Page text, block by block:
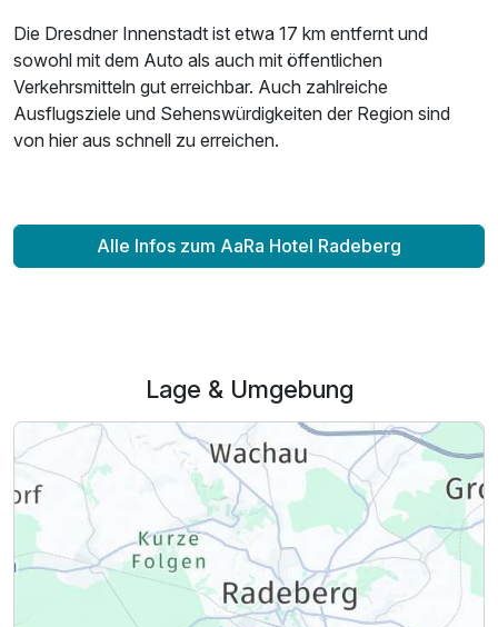
Die Dresdner Innenstadt ist etwa 17 km entfernt und
sowohl mit dem Auto als auch mit öffentlichen
Verkehrsmitteln gut erreichbar. Auch zahlreiche
Ausflugsziele und Sehenswürdigkeiten der Region sind
von hier aus schnell zu erreichen.
Alle Infos zum AaRa Hotel Radeberg
Lage & Umgebung